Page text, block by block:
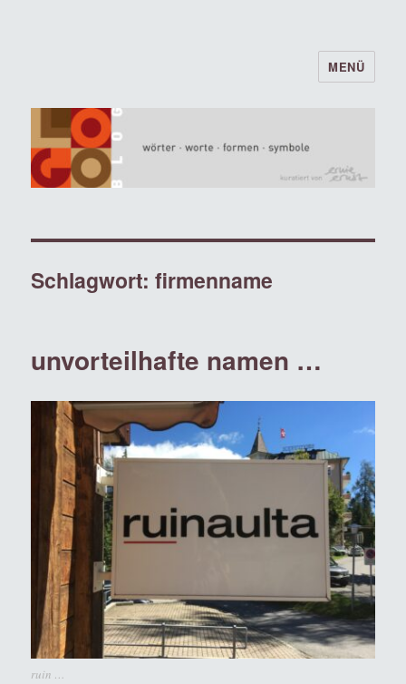
logoblog · · · wörter · worte · formen ·
symbole · · ·
MENÜ
Schlagwort:firmenname
unvorteilhafte namen …
ruin …